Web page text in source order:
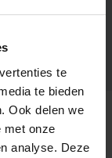
te
te bieden
Ook delen we
met onze
analyse. Deze